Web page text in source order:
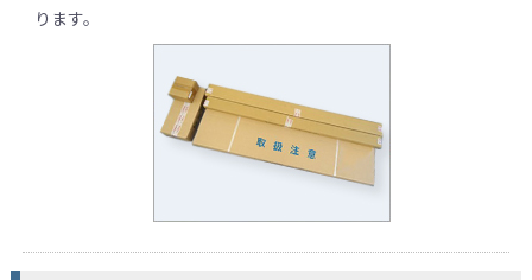
ります。